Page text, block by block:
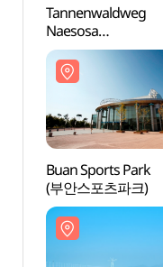
Tannenwaldweg
Naesosa
(내소사전나무숲길)
Buan Sports Park
(부안스포츠파크)